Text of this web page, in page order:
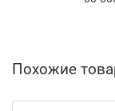
Похожие